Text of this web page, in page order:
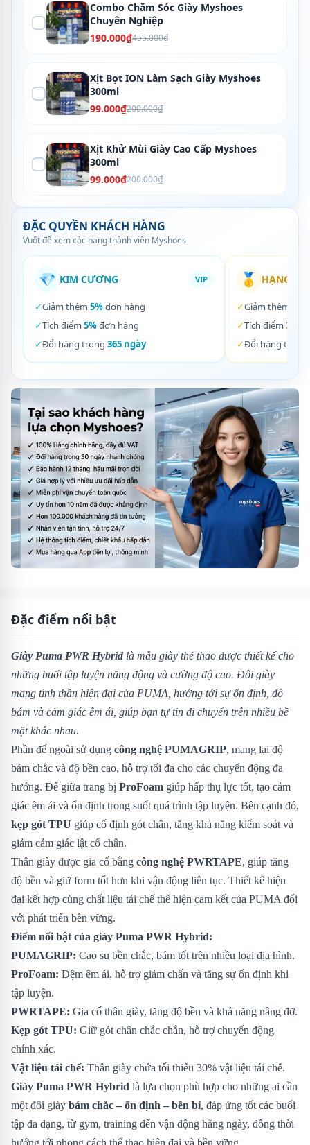
Combo Chăm Sóc Giày Myshoes
Chuyên Nghiệp
190.000₫455.000₫
Xịt Bọt ION Làm Sạch Giày Myshoes
300ml
99.000₫200.000₫
Xịt Khử Mùi Giày Cao Cấp Myshoes
300ml
99.000₫200.000₫
ĐẶC QUYỀN KHÁCH HÀNG
Vuốt để xem các hạng thành viên Myshoes
💎 KIM CƯƠNG VIP
✓Giảm thêm 5%đơn hàng
✓Tích điểm 5%đơn hàng
✓Đổi hàng trong 365 ngày
🥇 HẠNG
✓Giảm thêm
✓Tích điểm 3%
✓Đổi hàng trong
Đặc điểm nổi bật
Giày Puma PWR Hybrid là mẫu giày thể thao được thiết kế cho
những buổi tập luyện năng động và cường độ cao. Đôi giày
mang tinh thần hiện đại của PUMA, hướng tới sự ổn định, độ
bám và cảm giác êm ái, giúp bạn tự tin di chuyển trên nhiều bề
mặt khác nhau.
Phần đế ngoài sử dụng công nghệ PUMAGRIP, mang lại độ
bám chắc và độ bền cao, hỗ trợ tối đa cho các chuyển động đa
hướng. Đế giữa trang bị ProFoam giúp hấp thụ lực tốt, tạo cảm
giác êm ái và ổn định trong suốt quá trình tập luyện. Bên cạnh đó,
kẹp gót TPU giúp cố định gót chân, tăng khả năng kiểm soát và
giảm cảm giác lật cổ chân.
Thân giày được gia cố bằng công nghệ PWRTAPE, giúp tăng
độ bền và giữ form tốt hơn khi vận động liên tục. Thiết kế hiện
đại kết hợp cùng chất liệu tái chế thể hiện cam kết của PUMA đối
với phát triển bền vững.
Điểm nổi bật của giày Puma PWR Hybrid:
PUMAGRIP: Cao su bền chắc, bám tốt trên nhiều loại địa hình.
ProFoam: Đệm êm ái, hỗ trợ giảm chấn và tăng sự ổn định khi
tập luyện.
PWRTAPE: Gia cố thân giày, tăng độ bền và khả năng nâng đỡ.
Kẹp gót TPU: Giữ gót chân chắc chắn, hỗ trợ chuyển động
chính xác.
Vật liệu tái chế: Thân giày chứa tối thiểu 30% vật liệu tái chế.
Giày Puma PWR Hybrid là lựa chọn phù hợp cho những ai cần
một đôi giày bám chắc – ổn định – bền bỉ, đáp ứng tốt các buổi
tập đa dạng, từ gym, training đến vận động hằng ngày, đồng thời
hướng tới phong cách thể thao hiện đại và bền vững.